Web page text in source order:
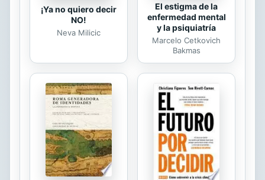
¡Ya no quiero decir
NO!
Neva Milicic
El estigma de la
enfermedad mental
y la psiquiatría
Marcelo Cetkovich
Bakmas